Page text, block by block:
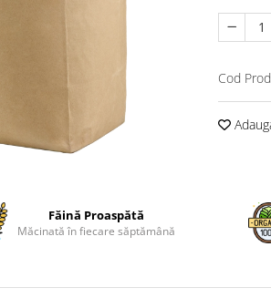
Cod
Făină Proaspătă
Măcinată în fiecare săptămână